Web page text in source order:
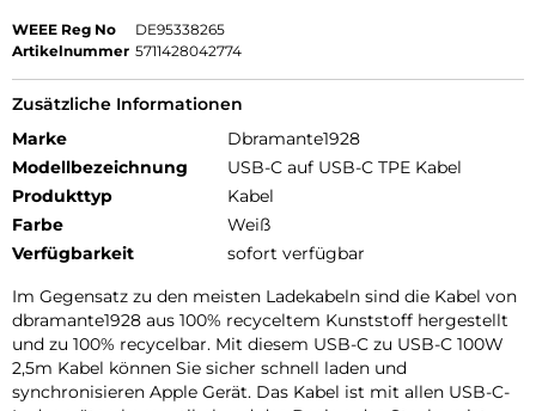
WEEE Reg No
DE95338265
Artikelnummer 5711428042774
Zusätzliche Informationen
Marke
Dbramante1928
Modellbezeichnung
USB-C auf USB-C TPE Kabel
Produkttyp
Kabel
Farbe
Weiß
Verfügbarkeit
sofort verfügbar
Im Gegensatz zu den meisten Ladekabeln sind die Kabel von
dbramante1928 aus 100% recyceltem Kunststoff hergestellt
und zu 100% recycelbar. Mit diesem USB-C zu USB-C 100W
2,5m Kabel können Sie sicher schnell laden und
synchronisieren Apple Gerät. Das Kabel ist mit allen USB-C-